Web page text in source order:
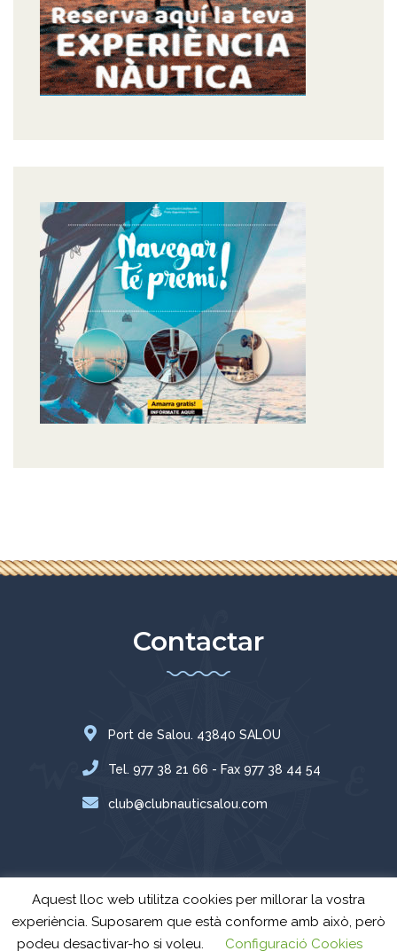
Contactar
Port de Salou. 43840 SALOU
Tel. 977 38 21 66 - Fax 977 38 44 54
club@clubnauticsalou.com
Aquest lloc web utilitza cookies per millorar la vostra
experiència. Suposarem que està conforme amb això, però
podeu desactivar-ho si voleu.
Configuració Cookies